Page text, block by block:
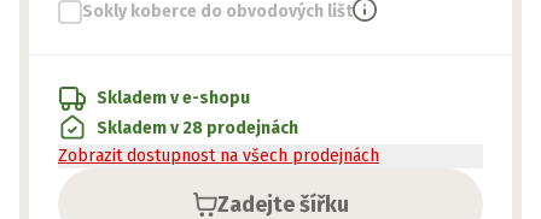
Sokly koberce do obvodových lišt
Zadejte šířku
Skladem v e-shopu
Skladem v 28 prodejnách
Zobrazit dostupnost na všech prodejnách